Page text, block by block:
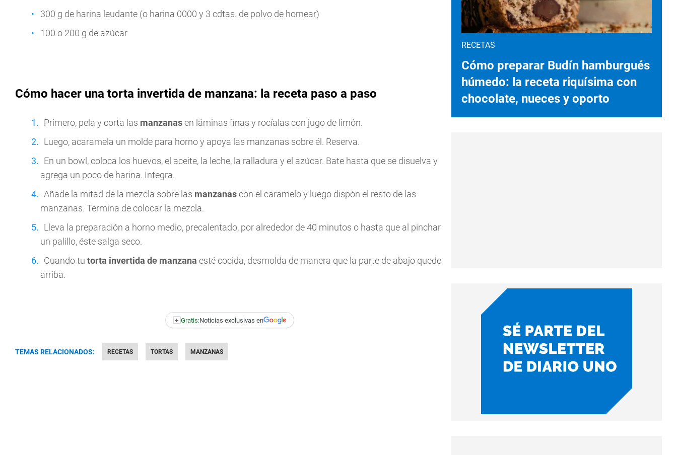
300 g de harina leudante (o harina 0000 y 3 cdtas. de polvo de hornear)
100 o 200 g de azúcar
Cómo hacer una torta invertida de manzana: la receta paso a paso
Primero, pela y corta las manzanasen láminas finas y rocíalas con jugo de limón.
Luego, acaramela un molde para horno y apoya las manzanas sobre él. Reserva.
En un bowl, coloca los huevos, el aceite, la leche, la ralladura y el azúcar. Bate hasta que se disuelva y
agrega un poco de harina. Integra.
Añade la mitad de la mezcla sobre las manzanascon el caramelo y luego dispón el resto de las
manzanas. Termina de colocar la mezcla.
Lleva la preparación a horno medio, precalentado, por alrededor de 40 minutos o hasta que al pinchar
un palillo, éste salga seco.
Cuando tu torta invertida de manzana esté cocida, desmolda de manera que la parte de abajo quede
arriba.
+ Gratis:Noticias exclusivas en
TEMAS RELACIONADOS: RECETAS TORTAS MANZANAS
RECETAS
Cómo preparar Budín hamburgués
húmedo: la receta riquísima con
chocolate, nueces y oporto